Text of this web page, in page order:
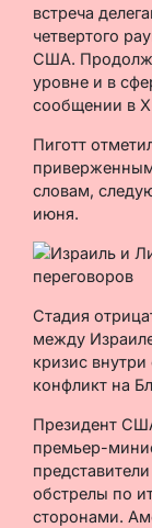
встреча
четвертого
США.
уровне и в
сообщении в
Пиготт
словам,
июня.
Стадия
между
кризис внутри
конфликт на
Президент
премьер-
обстрелы по
сторонами.